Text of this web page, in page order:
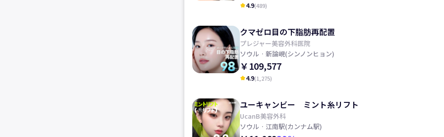
kid_star4.9(489)
クマゼロ目の下脂肪再配置
プレジャー美容外科医院
ソウル · 新論峴(シンノンヒョン)
￥109,577
kid_star4.9(1,275)
ユーキャンビー ミント糸リフト
UcanB美容外科
ソウル · 江南駅(カンナム駅)